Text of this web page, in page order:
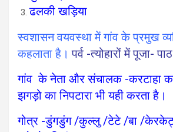
ढलकी खड़िया
स्वशासन वयवस्था में गांव के प्रमुख
कहलाता है।पर्व -त्योहारों में पूजा-
गांव के नेता और संचालक -करटाहा
झगड़ो का निपटारा भी यही करता है।
गोत्र -डुंगडुंग /कुल्लु /टेटे /बा /